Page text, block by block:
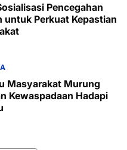
Pencegahan
untuk Perkuat Kepastian
Masyarakat Murung
Kewaspadaan Hadapi